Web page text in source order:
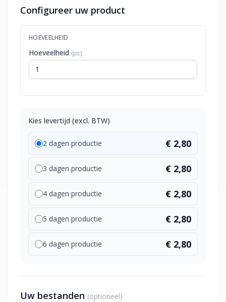
Configureer uw product
HOEVEELHEID
Hoeveelheid (pc)
Kies levertijd (excl. BTW)
2 dagen productie € 2,80
3 dagen productie € 2,80
4 dagen productie € 2,80
5 dagen productie € 2,80
6 dagen productie € 2,80
Uw bestanden (optioneel)